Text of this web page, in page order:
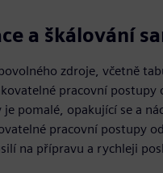
a škálování
zdroje, včetně
pracovní postupy
pomalé, opakující se a
pracovní postupy
na přípravu a rychleji